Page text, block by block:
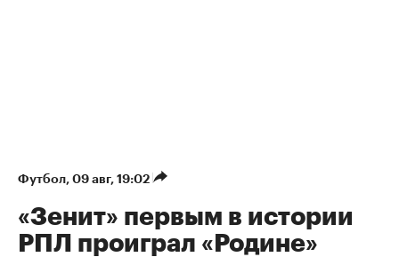
Футбол 09 авг, 19:02
«Зенит» первым в истории
РПЛ проиграл «Родине»